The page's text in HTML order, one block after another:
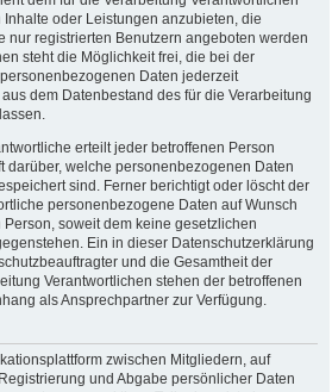
oder Leistungen anzubieten, die
nur registrierten Benutzern angeboten werden
steht die Möglichkeit frei, die bei der
Daten jederzeit
dem Datenbestand des für die Verarbeitung
erteilt jeder betroffenen Person
darüber, welche personenbezogenen Daten
sind. Ferner berichtigt oder löscht der
personenbezogene Daten auf Wunsch
soweit dem keine gesetzlichen
Ein in dieser Datenschutzerklärung
und die Gesamtheit der
Verantwortlichen stehen der betroffenen
als Ansprechpartner zur Verfügung.
zwischen Mitgliedern, auf
und Abgabe persönlicher Daten